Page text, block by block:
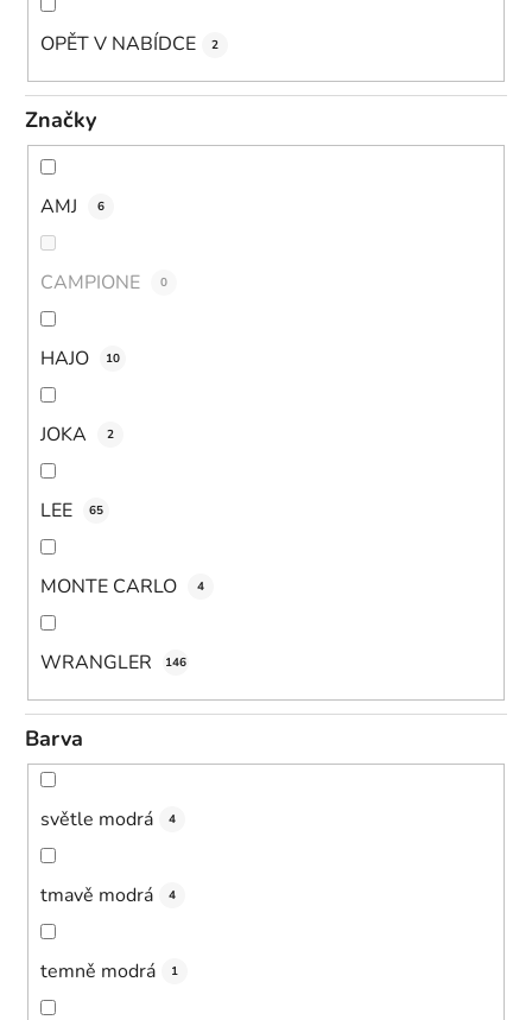
OPĚT V NABÍDCE 2
Značky
AMJ 6
CAMPIONE 0
HAJO 10
JOKA 2
LEE 65
MONTE CARLO 4
WRANGLER 146
Barva
světle modrá 4
tmavě modrá 4
temně modrá 1